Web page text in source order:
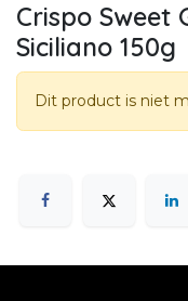
Crispo Sweet
Siciliano 150g
Dit product is niet